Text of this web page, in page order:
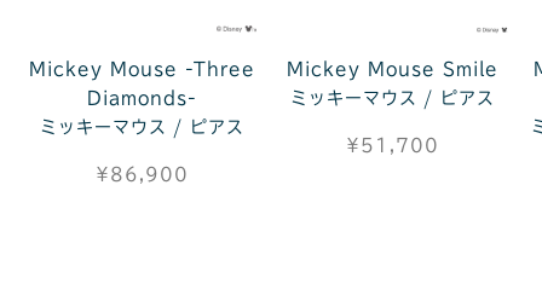
Mickey Mouse -Three
Diamonds-
ミッキーマウス / ピアス
¥86,900
Mickey Mouse Smile
ミッキーマウス / ピアス
¥51,700